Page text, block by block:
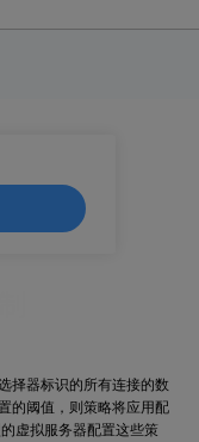
择器标识的所有连接的数
的阈值，则策略将应用配
虚拟服务器配置这些策